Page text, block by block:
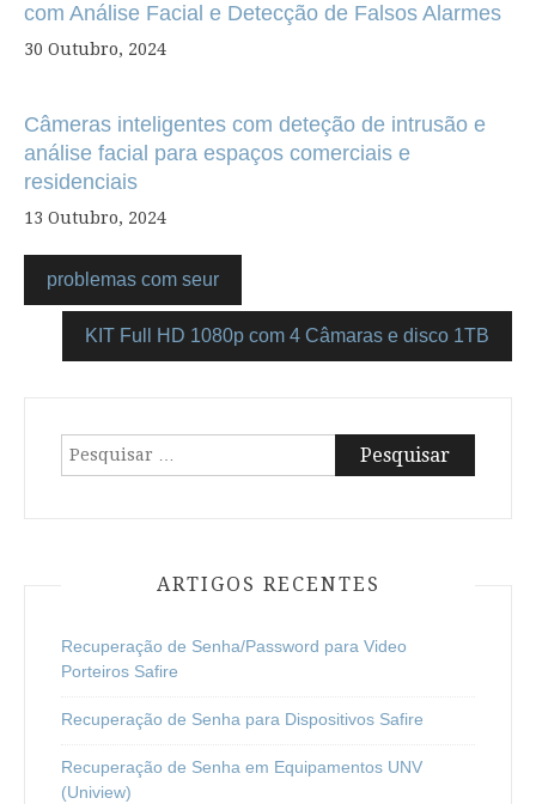
com Análise Facial e Detecção de Falsos Alarmes
30 Outubro, 2024
Câmeras inteligentes com deteção de intrusão e
análise facial para espaços comerciais e
residenciais
13 Outubro, 2024
problemas com seur
KIT Full HD 1080p com 4 Câmaras e disco 1TB
Pesquisar
por:
ARTIGOS RECENTES
Recuperação de Senha/Password para Video
Porteiros Safire
Recuperação de Senha para Dispositivos Safire
Recuperação de Senha em Equipamentos UNV
(Uniview)